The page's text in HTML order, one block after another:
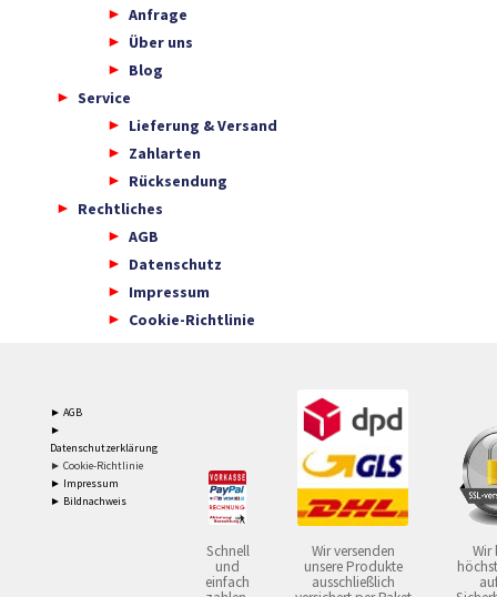
Anfrage
Über uns
Blog
Service
Lieferung & Versand
Zahlarten
Rücksendung
Rechtliches
AGB
Datenschutz
Impressum
Cookie-Richtlinie
► AGB
►
Datenschutzerklärung
► Cookie-Richtlinie
► Impressum
► Bildnachweis
Schnell
und
einfach
Wir versenden
unsere Produkte
ausschließlich
Wir